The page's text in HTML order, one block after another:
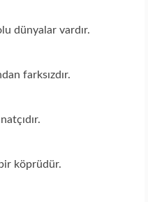
dünyalar vardır.
farksızdır.
köprüdür.